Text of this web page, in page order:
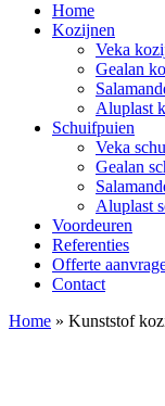
Home
Kozijnen
Veka
Gealan
Aluplast
Schuifpuien
Veka
Gealan
Aluplast
Voordeuren
Referenties
Offerte
Contact
Home » Kunststof